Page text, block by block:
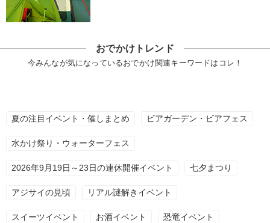
おでかけトレンド
今みんなが気になっているおでかけ関連キーワードはコレ！
夏の注目イベント・催しまとめ ビアガーデン・ビアフェス
水かけ祭り・ウォーターフェス
2026年9月19日～23日の連休開催イベント 七夕まつり
アジサイの見頃 リアル謎解きイベント
スイーツイベント お酒イベント 恐竜イベント